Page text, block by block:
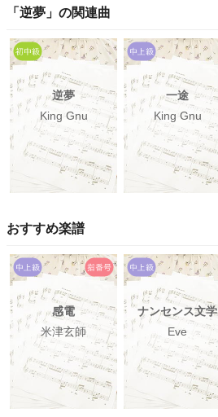
「 逆夢 」の関連曲
逆夢
King Gnu
一途
King Gnu
おすすめ楽譜
感電
米津玄師
ナンセンス文学
Eve